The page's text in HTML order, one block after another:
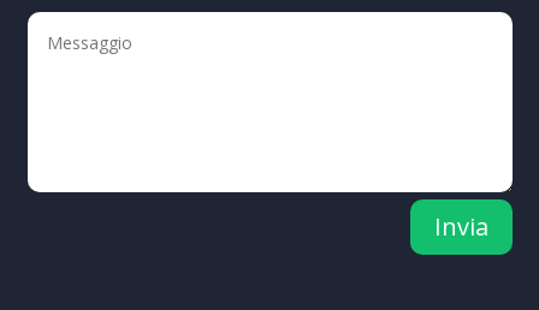
Invia